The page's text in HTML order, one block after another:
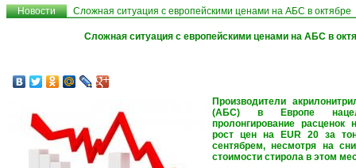
Новости Сложная ситуация с европейскими ценами на АБС в октябре
Сложная ситуация с европейскими ценами на АБС в
Производители
(АБС) в Европе
пролонгирование расценок
рост цен на EUR 20 за
сентябрем, несмотря на
стоимости стирола в этом